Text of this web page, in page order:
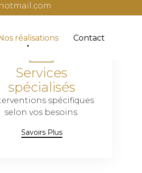
réalisations Contact
Services
spécialisés
spécifiques
selon vos besoins.
Savoirs Plus